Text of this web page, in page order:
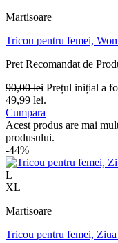
Martisoare
Tricou pentru femei,
Pret Recomandat de
90,00lei Prețul inițial a
49,99 lei.
Cumpara
Acest produs are mai
produsului.
-44%
L
XL
Martisoare
Tricou pentru femei,